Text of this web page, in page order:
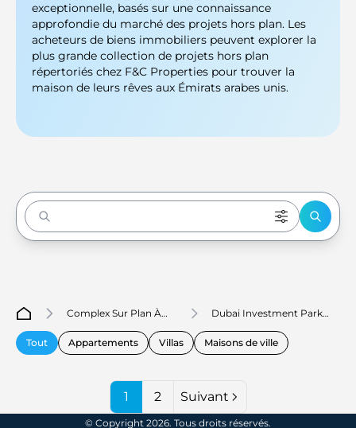
exceptionnelle, basés sur une connaissance
approfondie du marché des projets hors plan. Les
acheteurs de biens immobiliers peuvent explorer la
plus grande collection de projets hors plan
répertoriés chez F&C Properties pour trouver la
maison de leurs rêves aux Émirats arabes unis.
Complex Sur Plan À
Dubai Investment Park
Tout
Appartements Villas Maisons de ville
1 2 Suivant
© Copyright 2026. Tous droits réservés.